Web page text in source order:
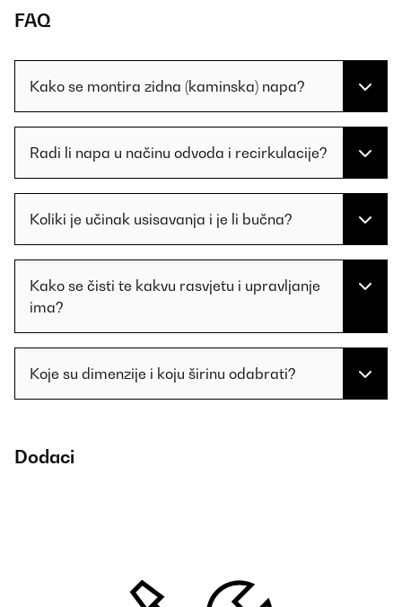
FAQ
Kako se montira zidna (kaminska) napa?
Radi li napa u načinu odvoda i recirkulacije?
Koliki je učinak usisavanja i je li bučna?
Kako se čisti te kakvu rasvjetu i upravljanje
ima?
Koje su dimenzije i koju širinu odabrati?
Dodaci